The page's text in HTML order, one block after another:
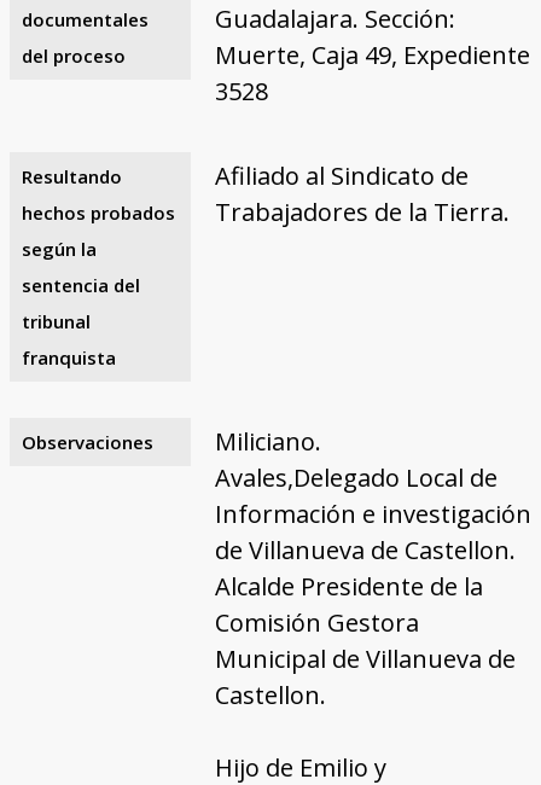
documentales
del proceso
Guadalajara. Sección:
Muerte, Caja 49, Expediente
3528
Resultando
hechos probados
según la
sentencia del
tribunal
franquista
Afiliado al Sindicato de
Trabajadores de la Tierra.
Observaciones
Miliciano.
Avales,Delegado Local de
Información e investigación
de Villanueva de Castellon.
Alcalde Presidente de la
Comisión Gestora
Municipal de Villanueva de
Castellon.
Hijo de Emilio y